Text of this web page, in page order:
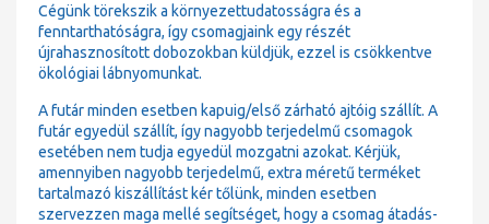
Cégünk törekszik a környezettudatosságra és a
fenntarthatóságra, így csomagjaink egy részét
újrahasznosított dobozokban küldjük, ezzel is csökkentve
ökológiai lábnyomunkat.
A futár minden esetben kapuig/első zárható ajtóig szállít. A
futár egyedül szállít, így nagyobb terjedelmű csomagok
esetében nem tudja egyedül mozgatni azokat. Kérjük,
amennyiben nagyobb terjedelmű, extra méretű terméket
tartalmazó kiszállítást kér tőlünk, minden esetben
szervezzen maga mellé segítséget, hogy a csomag átadás-